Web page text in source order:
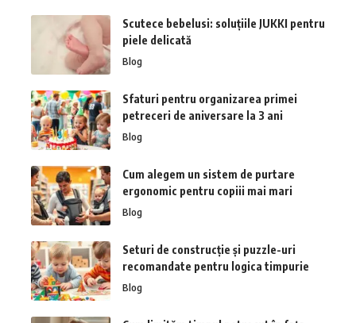
Scutece bebelusi: soluțiile JUKKI pentru
piele delicată
Blog
Sfaturi pentru organizarea primei
petreceri de aniversare la 3 ani
Blog
Cum alegem un sistem de purtare
ergonomic pentru copiii mai mari
Blog
Seturi de construcție și puzzle-uri
recomandate pentru logica timpurie
Blog